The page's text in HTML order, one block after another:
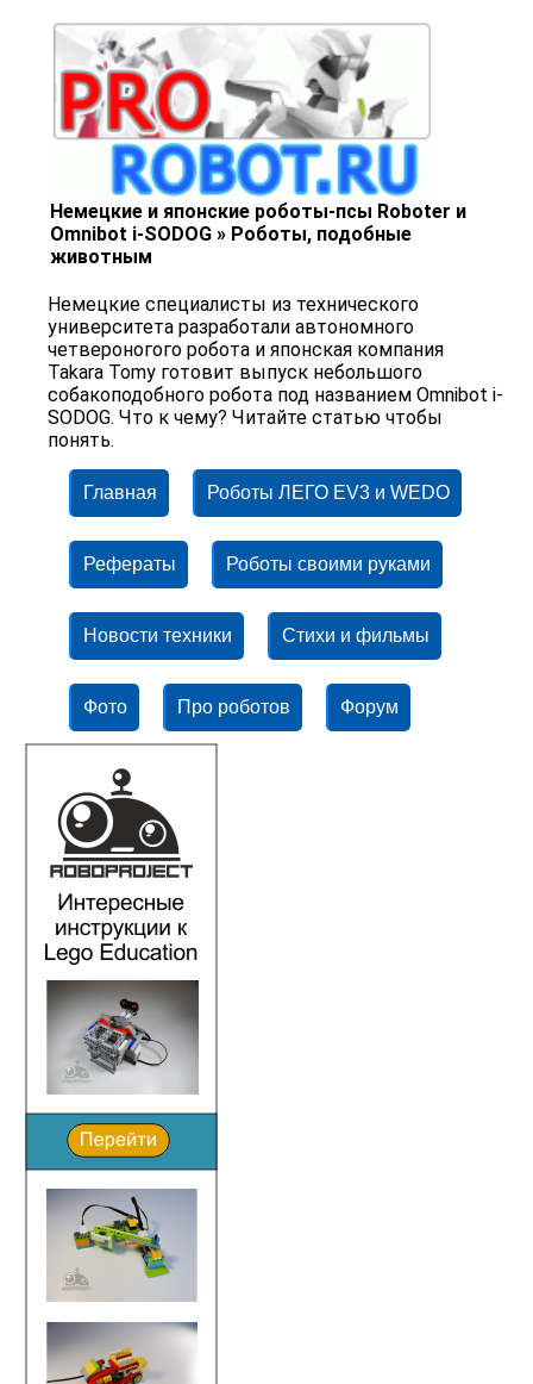
Немецкие и японские роботы-псы Roboter и
Omnibot i-SODOG » Роботы, подобные
животным
Немецкие специалисты из технического
университета разработали автономного
четвероногого робота и японская компания
Takara Tomy готовит выпуск небольшого
собакоподобного робота под названием Omnibot i-
SODOG. Что к чему? Читайте статью чтобы
понять.
Главная Роботы ЛЕГО EV3 и WEDO
Рефераты Роботы своими руками
Новости техники Стихи и фильмы
Фото Про роботов Форум